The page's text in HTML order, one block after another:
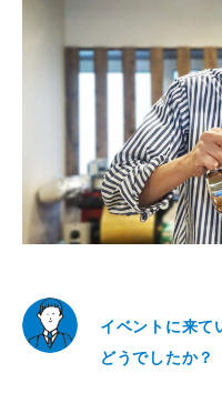
イベントに来て
どうでしたか？